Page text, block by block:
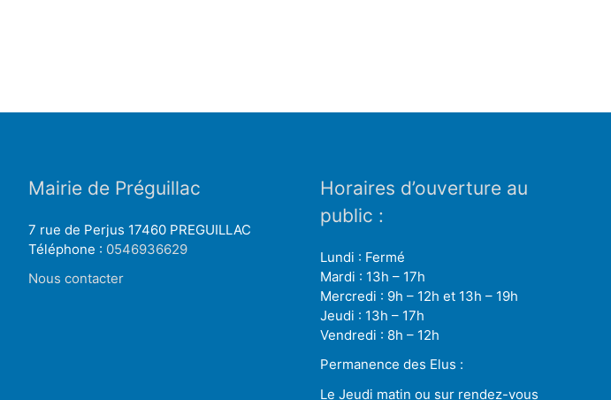
Mairie de Préguillac
7 rue de Perjus 17460 PREGUILLAC
Téléphone : 0546936629
Nous contacter
Horaires d’ouverture au
public :
Lundi : Fermé
Mardi : 13h – 17h
Mercredi : 9h – 12h et 13h – 19h
Jeudi : 13h – 17h
Vendredi : 8h – 12h
Permanence des Elus :
Le Jeudi matin ou sur rendez-vous